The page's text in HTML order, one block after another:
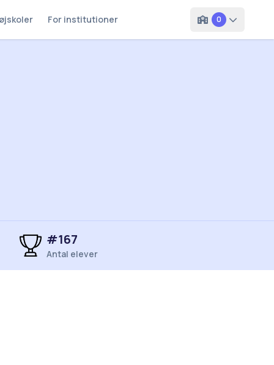
For institutioner 0
#167
Antal elever